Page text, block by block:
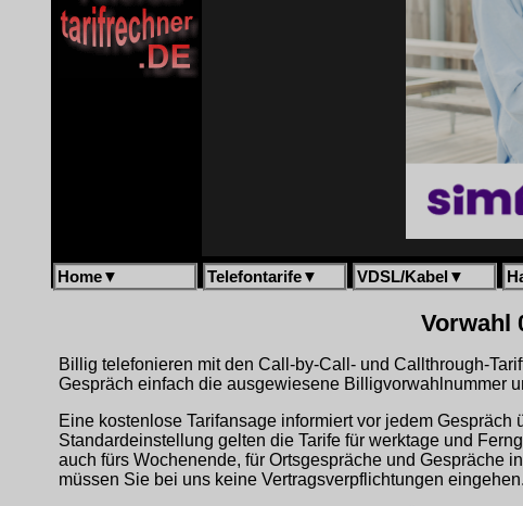
Home▼ Telefontarife▼ VDSL/Kabel ▼
Vorwahl
Billig telefonieren mit den Call-by-Call- und Callthrough-
Gespräch einfach die ausgewiesene Billigvorwahlnummer
Eine kostenlose Tarifansage informiert vor jedem Gespräch
Standardeinstellung gelten die Tarife für werktage und
auch fürs Wochenende, für Ortsgespräche und Gespräche
müssen Sie bei uns keine Vertragsverpflichtungen eingehen.